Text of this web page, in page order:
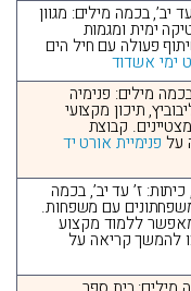
יב’, בכמה מילים: מגוון
ימית ומגמות
פעולה עם חיל הים
ימי אשדוד
מילים: פנימיה
תיכון מקצועי
קבוצת
על פנימיית אורט יד
ז’ עד יב’, בכמה
עם משפחות.
המאפשר ללמוד מקצוע
להמשך קריאה על